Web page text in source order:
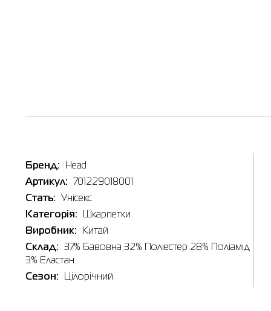
Бренд:
Head
Артикул:
701229018001
Стать:
Унісекс
Категорія:
Шкарпетки
Виробник:
Китай
Склад:
37% Бавовна 32% Поліестер 28% Поліамід
3% Еластан
Сезон:
Цілорічний